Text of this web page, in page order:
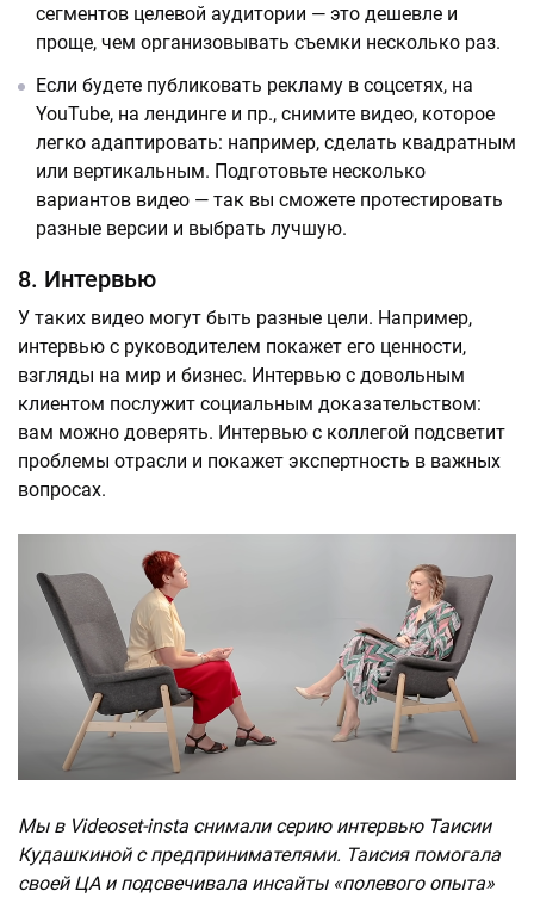
сегментов целевой аудитории — это дешевле и
проще, чем организовывать съемки несколько раз.
Если будете публиковать рекламу в соцсетях, на
YouTube, на лендинге и пр., снимите видео, которое
легко адаптировать: например, сделать квадратным
или вертикальным. Подготовьте несколько
вариантов видео — так вы сможете протестировать
разные версии и выбрать лучшую.
8. Интервью
У таких видео могут быть разные цели. Например,
интервью с руководителем покажет его ценности,
взгляды на мир и бизнес. Интервью с довольным
клиентом послужит социальным доказательством:
вам можно доверять. Интервью с коллегой подсветит
проблемы отрасли и покажет экспертность в важных
вопросах.
Мы в Videoset-insta снимали серию интервью Таисии
Кудашкиной с предпринимателями. Таисия помогала
своей ЦА и подсвечивала инсайты «полевого опыта»